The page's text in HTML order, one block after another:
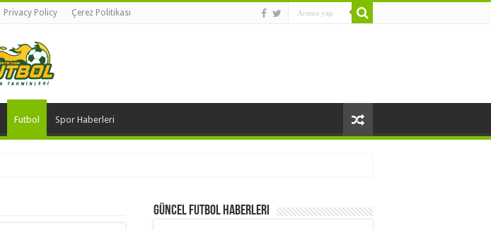
Privacy Policy Çerez Politikası
Futbol Spor Haberleri
Güncel Futbol Haberleri